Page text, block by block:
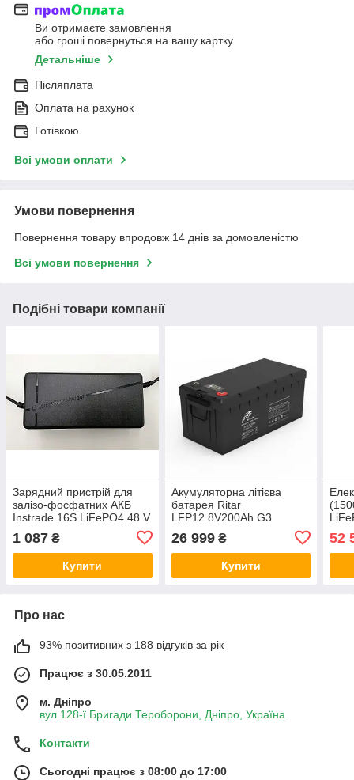
Ви отримаєте замовлення
або гроші повернуться на вашу картку
Детальніше
Післяплата
Оплата на рахунок
Готівкою
Всі умови оплати
Умови повернення
Повернення товару впродовж 14 днів за домовленістю
Всі умови повернення
Подібні товари компанії
Зарядний пристрій для
залізо-фосфатних АКБ
Instrade 16S LiFePO4 48 V
1 087 ₴
Купити
Акумуляторна літієва
батарея Ritar
LFP12.8V200Ah G3
26 999₴
Купити
52
Про нас
93% позитивних з 188 відгуків за рік
Працює з 30.05.2011
м. Дніпро
вул.128-ї Бригади Тероборони, Дніпро, Україна
Контакти
Сьогодні працює з 08:00 до 17:00